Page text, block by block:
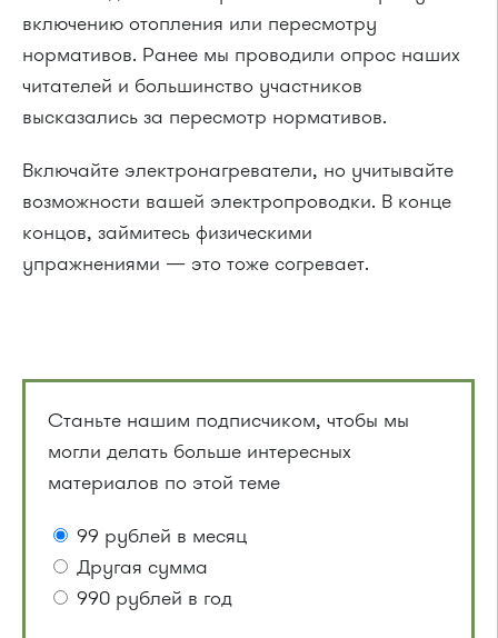
включению отопления или пересмотру
нормативов. Ранее мы проводили опрос наших
читателей и большинство участников
высказались за пересмотр нормативов.
Включайте электронагреватели, но учитывайте
возможности вашей электропроводки. В конце
концов, займитесь физическими
упражнениями — это тоже согревает.
Станьте нашим подписчиком, чтобы мы
могли делать больше интересных
материалов по этой теме
99 рублей в месяц
Другая сумма
990 рублей в год